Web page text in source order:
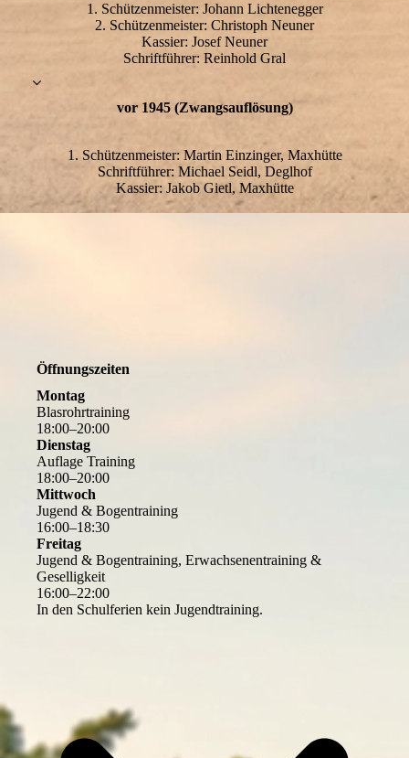
1. Schützenmeister: Johann Lichtenegger
2. Schützenmeister: Christoph Neuner
Kassier: Josef Neuner
Schriftführer: Reinhold Gral
vor 1945 (Zwangsauflösung)
1. Schützenmeister: Martin Einzinger, Maxhütte
Schriftführer: Michael Seidl, Deglhof
Kassier: Jakob Gietl, Maxhütte
Öffnungszeiten
Montag
Blasrohrtraining
18:00–20:00
Dienstag
Auflage Training
18:00–20:00
Mittwoch
Jugend & Bogentraining
16:00–18:30
Freitag
Jugend & Bogentraining, Erwachsenentraining &
Geselligkeit
16:00–22:00
In den Schulferien kein Jugendtraining.